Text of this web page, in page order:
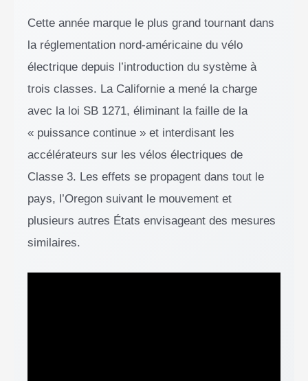
Cette année marque le plus grand tournant dans
la réglementation nord-américaine du vélo
électrique depuis l’introduction du système à
trois classes. La Californie a mené la charge
avec la loi SB 1271, éliminant la faille de la
« puissance continue » et interdisant les
accélérateurs sur les vélos électriques de
Classe 3. Les effets se propagent dans tout le
pays, l’Oregon suivant le mouvement et
plusieurs autres États envisageant des mesures
similaires.